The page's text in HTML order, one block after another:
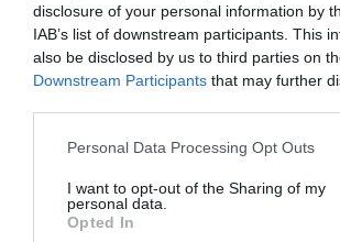
disclosure of your personal information by
IAB’s list of downstream participants. This
also be disclosed by us to third parties on
Downstream Participants that may further
Please note that this website/app uses one
not limited to your visit or usage behaviour.
grant or deny consent to Google and its
use your data for below specified purposes
Personal Data Processing Opt Outs
I want to opt-out of the Sharing of my
personal data.
Opted In
Smith 1937-ben halt meg, körülbelül
reinkarnációja.